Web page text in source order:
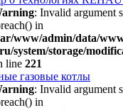
: Invalid argument
in
www/admin/data/
system/storage/
line 221
газовые котлы
: Invalid argument
in